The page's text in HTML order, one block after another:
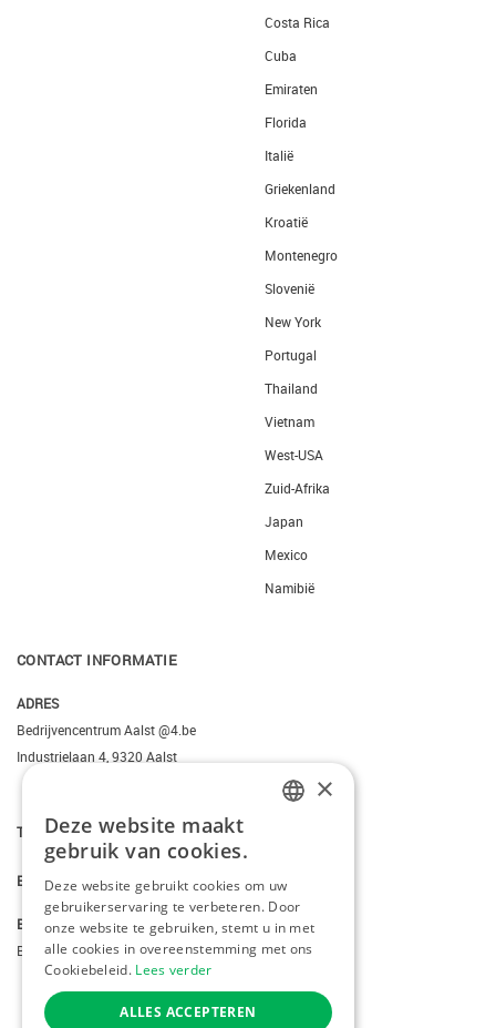
Costa Rica
Cuba
Emiraten
Florida
Italië
Griekenland
Kroatië
Montenegro
Slovenië
New York
Portugal
Thailand
Vietnam
West-USA
Zuid-Afrika
Japan
Mexico
Namibië
CONTACT INFORMATIE
ADRES
Bedrijvencentrum Aalst @4.be
Industrielaan 4, 9320 Aalst
T. +3223095206
E. info@kiddotravel.be
BTW
BE 0685795740
ENGLISH
×
Deze website maakt
gebruik van cookies.
Deze website gebruikt cookies om uw
gebruikerservaring te verbeteren. Door
onze website te gebruiken, stemt u in met
alle cookies in overeenstemming met ons
Cookiebeleid. Lees verder
ALLES ACCEPTEREN